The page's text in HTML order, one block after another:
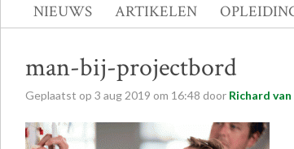
NIEUWS ARTIKELEN
man-bij-projectbord
Geplaatst op 3 aug 2019 om 16:48 door Richard